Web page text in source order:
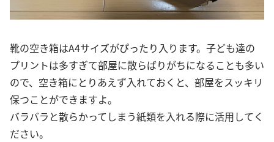
靴の空き箱はA4サイズがぴったり入ります。子ども達の
プリントは多すぎて部屋に散らばりがちになることも多い
ので、空き箱にとりあえず入れておくと、部屋をスッキリ
保つことができますよ。
バラバラと散らかってしまう紙類を入れる際に活用してく
ださい。